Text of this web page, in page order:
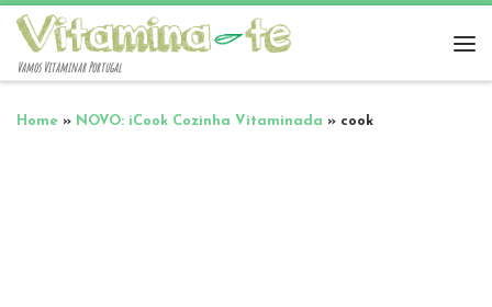
Vamos Vitaminar Portugal
Home » NOVO: iCook Cozinha Vitaminada » cook